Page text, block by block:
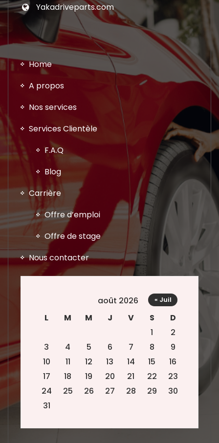
Yakadriveparts.com
Home
A propos
Nos services
Services Clientèle
F.A.Q
Blog
Carrière
Offre d’emploi
Offre de stage
Nous contacter
août 2026
L
M M J V S
D
1
2
3
4 5 6 7 8
9
10
11 12 13 14 15
16
17
18 19 20 21 22
23
24
25 26 27 28 29
30
31
« Juil